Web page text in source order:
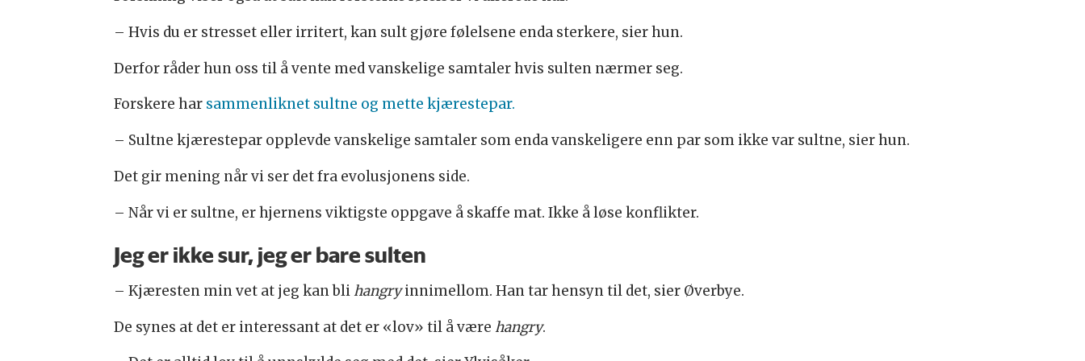
– Hvis du er stresset eller irritert, kan sult gjøre følelsene enda sterkere, sier hun.
Derfor råder hun oss til å vente med vanskelige samtaler hvis sulten nærmer seg.
Forskere har sammenliknet sultne og mette kjærestepar.
– Sultne kjærestepar opplevde vanskelige samtaler som enda vanskeligere enn par som ikke var sultne, sier hun.
Det gir mening når vi ser det fra evolusjonens side.
– Når vi er sultne, er hjernens viktigste oppgave å skaffe mat. Ikke å løse konflikter.
Jeg er ikke sur, jeg er bare sulten
– Kjæresten min vet at jeg kan blihangryinnimellom. Han tar hensyn til det, sier Øverbye.
De synes at det er interessant at det er «lov» til å være hangry.